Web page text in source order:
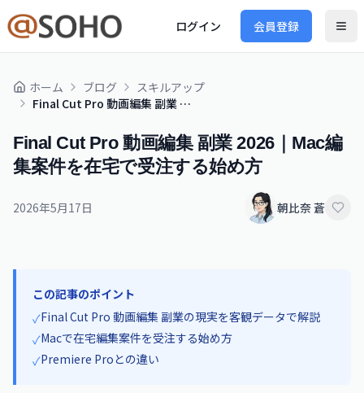
ログイン 会員登録
ホーム ブログ
スキルアップ
Final Cut Pro 動画編集 副業 2026｜Mac編集案件を在宅で受注する始め方
Final Cut Pro 動画編集 副業 2026｜Mac編
集案件を在宅で受注する始め方
2026年5月17日 朝比奈 蒼
この記事のポイント
✓Final Cut Pro 動画編集 副業の現実を客観データで解説
✓Macで在宅編集案件を受注する始め方
✓Premiere Proとの違い